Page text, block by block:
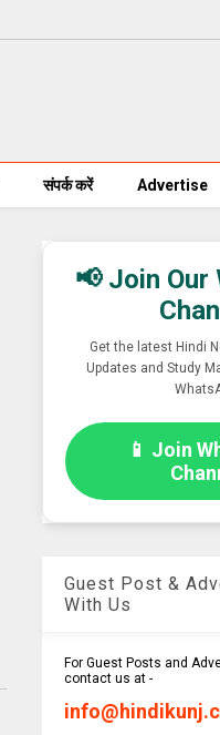
संपर्क करें Advertise
📢 Join Our
Get the latest Hindi
Updates and Study
📱 Join
Guest Post &
With Us
For Guest Posts and
contact us at -